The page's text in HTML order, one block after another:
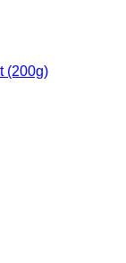
(200g)